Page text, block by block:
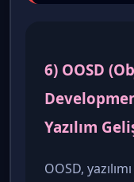
6) OOSD
Yazılım
OOSD,